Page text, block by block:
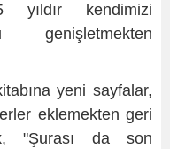
yıldır kendimizi
genişletmekten
yeni sayfalar,
eklemekten geri
"Şurası da son